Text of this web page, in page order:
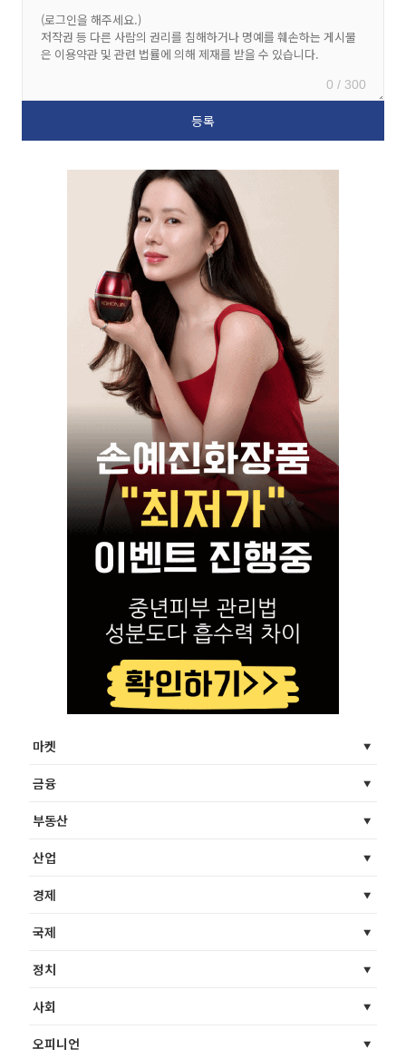
0 / 300
마켓
금융
부동산
산업
경제
국제
정치
사회
오피니언